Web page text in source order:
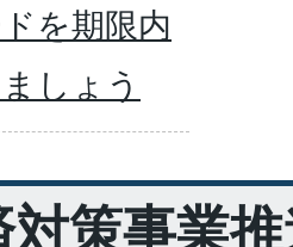
を期限内
しょう
対策事業